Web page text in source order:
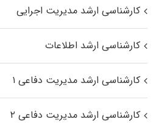
کارشناسی ارشد مدیریت اجرایی
کارشناسی ارشد اطلاعات
کارشناسی ارشد مدیریت دفاعی ۱
کارشناسی ارشد مدیریت دفاعی ۲